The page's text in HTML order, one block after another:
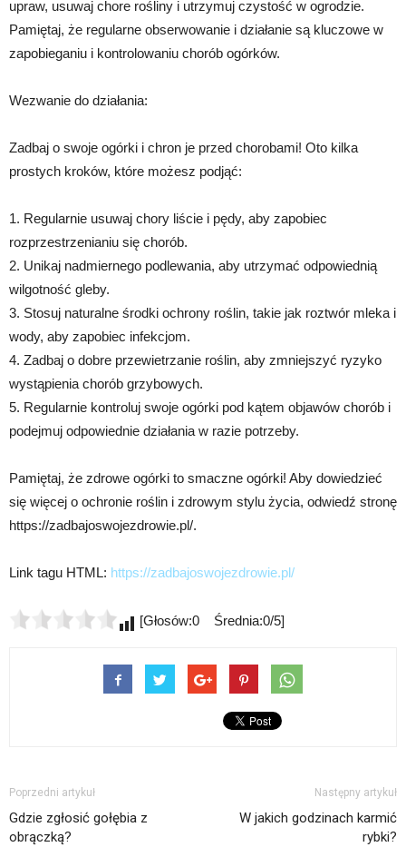
upraw, usuwaj chore rośliny i utrzymuj czystość w ogrodzie.
Pamiętaj, że regularne obserwowanie i działanie są kluczowe w
zapobieganiu i kontrolowaniu chorób ogórków.
Wezwanie do działania:
Zadbaj o swoje ogórki i chron je przed chorobami! Oto kilka
prostych kroków, które możesz podjąć:
1. Regularnie usuwaj chory liście i pędy, aby zapobiec
rozprzestrzenianiu się chorób.
2. Unikaj nadmiernego podlewania, aby utrzymać odpowiednią
wilgotność gleby.
3. Stosuj naturalne środki ochrony roślin, takie jak roztwór mleka i
wody, aby zapobiec infekcjom.
4. Zadbaj o dobre przewietrzanie roślin, aby zmniejszyć ryzyko
wystąpienia chorób grzybowych.
5. Regularnie kontroluj swoje ogórki pod kątem objawów chorób i
podejmuj odpowiednie działania w razie potrzeby.
Pamiętaj, że zdrowe ogórki to smaczne ogórki! Aby dowiedzieć
się więcej o ochronie roślin i zdrowym stylu życia, odwiedź stronę
https://zadbajoswojezdrowie.pl/.
Link tagu HTML: https://zadbajoswojezdrowie.pl/
[Głosów:0 Średnia:0/5]
Poprzedni artykuł
Gdzie zgłosić gołębia z
obrączką?
Następny artykuł
W jakich godzinach karmić
rybki?